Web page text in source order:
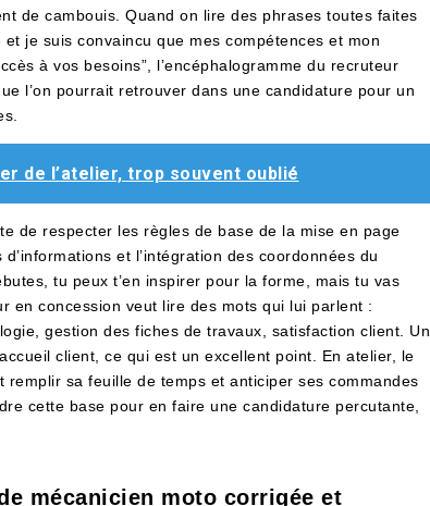
de cambouis. Quand on lire des phrases toutes faites
je suis convaincu que mes compétences et mon
à vos besoins”, l’encéphalogramme du recruteur
l’on pourrait retrouver dans une candidature pour un
de l’atelier, trop souvent oublié
de respecter les règles de base de la mise en page
et l’intégration des coordonnées du
tu peux t’en inspirer pour la forme, mais tu vas
en concession veut lire des mots qui lui parlent :
gestion des fiches de travaux, satisfaction client. Un
client, ce qui est un excellent point. En atelier, le
remplir sa feuille de temps et anticiper ses commandes
cette base pour en faire une candidature percutante,
mécanicien moto corrigée et